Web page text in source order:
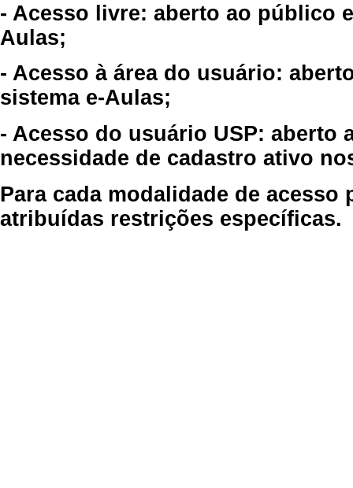
- Acesso livre: aberto ao público
Aulas;
- Acesso à área do usuário:
sistema e-Aulas;
- Acesso do usuário USP: aberto
necessidade de cadastro ativo
Para cada modalidade de
atribuídas restrições específicas.